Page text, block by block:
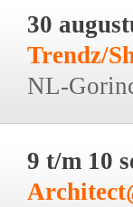
30
Trendz/
NL-
9 t/m 10